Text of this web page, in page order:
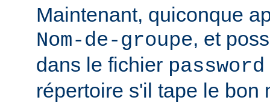
Maintenant, quiconque
Nom-de-groupe, et
dans le fichier password
répertoire s'il tape le bon